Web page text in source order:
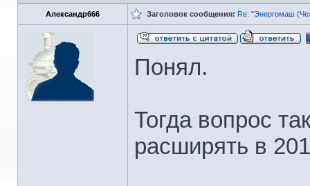
Александр666 Заголовок сообщения: Re: "Энергомаш
Понял.
Тогда вопрос
расширять в